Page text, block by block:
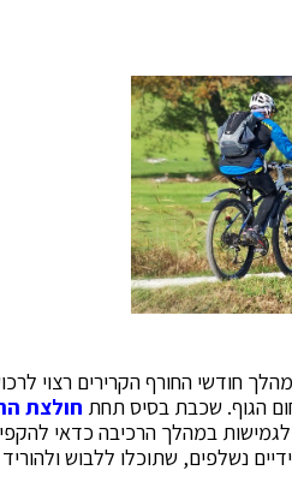
חודשי החורף הקרירים רצוי
הגוף. שכבת בסיס תחת חולצת
במהלך הרכיבה כדאי
ידיים נשלפים, שתוכלו ללבוש